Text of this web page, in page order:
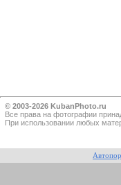
© 2003-2026 KubanPhoto.ru
Все прaва на фотографии
При использовании любых